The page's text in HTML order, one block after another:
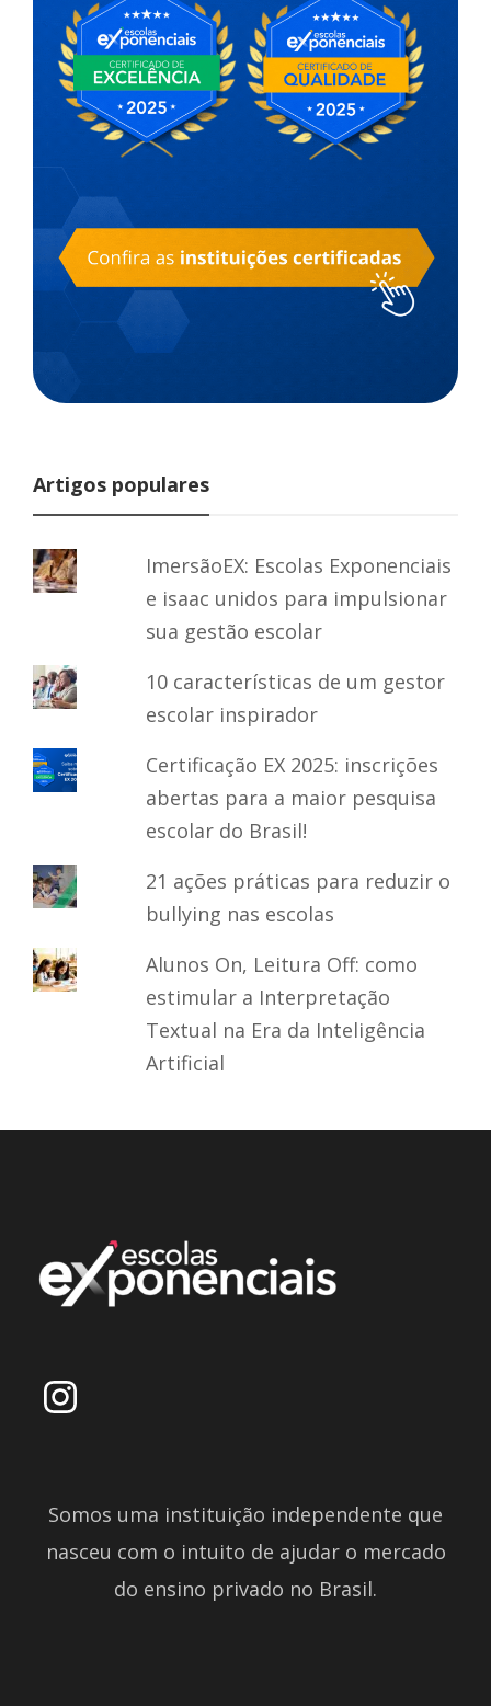
Artigos populares
ImersãoEX: Escolas Exponenciais
e isaac unidos para impulsionar
sua gestão escolar
10 características de um gestor
escolar inspirador
Certificação EX 2025: inscrições
abertas para a maior pesquisa
escolar do Brasil!
21 ações práticas para reduzir o
bullying nas escolas
Alunos On, Leitura Off: como
estimular a Interpretação
Textual na Era da Inteligência
Artificial
Somos uma instituição independente que
nasceu com o intuito de ajudar o mercado
do ensino privado no Brasil.